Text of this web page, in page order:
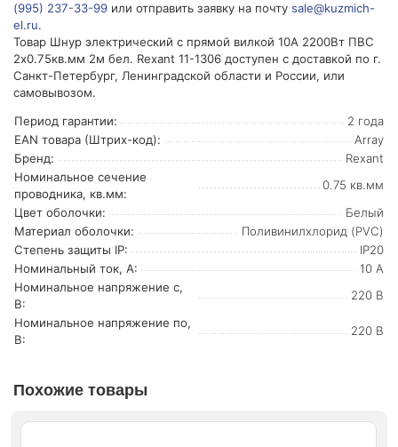
(995) 237-33-99 или отправить заявку на почту sale@kuzmich-
el.ru.
Товар Шнур электрический с прямой вилкой 10А 2200Вт ПВС
2х0.75кв.мм 2м бел. Rexant 11-1306 доступен с доставкой по г.
Санкт-Петербург, Ленинградской области и России, или
самовывозом.
Период гарантии:
2 года
EAN товара (Штрих-код):
Array
Бренд:
Rexant
Номинальное сечение
проводника, кв.мм:
0.75 кв.мм
Цвет оболочки:
Белый
Материал оболочки:
Поливинилхлорид (PVC)
Степень защиты IP:
IP20
Номинальный ток, А:
10 А
Номинальное напряжение с,
В:
220 В
Номинальное напряжение по,
В:
220 В
Похожие товары